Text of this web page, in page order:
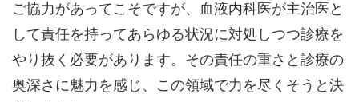
ご協力があってこそですが、血液内科医が主治医と
して責任を持ってあらゆる状況に対処しつつ診療を
やり抜く必要があります。その責任の重さと診療の
奥深さに魅力を感じ、この領域で力を尽くそうと決